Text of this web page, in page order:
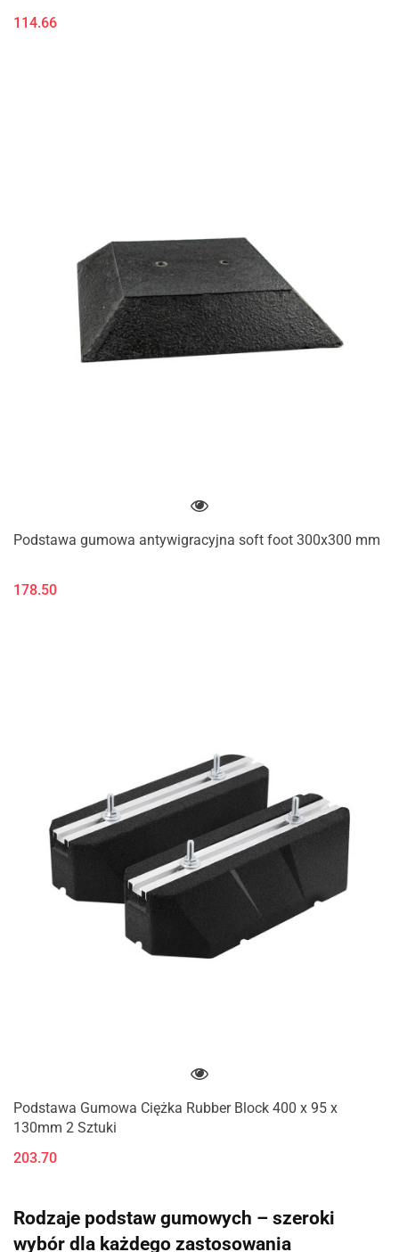
114.66
Podstawa gumowa antywigracyjna soft foot 300x300 mm
178.50
Podstawa Gumowa Ciężka Rubber Block 400 x 95 x
130mm 2 Sztuki
203.70
Rodzaje podstaw gumowych – szeroki
wybór dla każdego zastosowania